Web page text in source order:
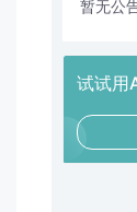
暂无公
试试用